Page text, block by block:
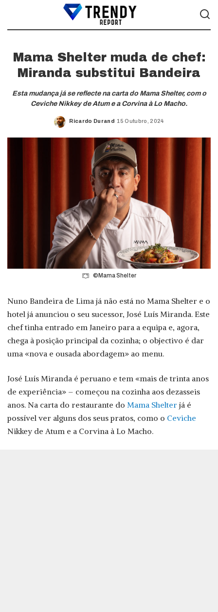
Mama Shelter muda de chef:
Miranda substitui Bandeira
Esta mudança já se reflecte na carta do Mama Shelter, com o
Ceviche Nikkey de Atum e a Corvina à Lo Macho.
Posted
Ricardo Durand 15 Outubro, 2024
©Mama Shelter
Nuno Bandeira de Lima já não está no Mama Shelter e o
hotel já anunciou o seu sucessor, José Luís Miranda. Este
chef tinha entrado em Janeiro para a equipa e, agora,
chega à posição principal da cozinha; o objectivo é dar
uma «nova e ousada abordagem» ao menu.
José Luís Miranda é peruano e tem «mais de trinta anos
de experiência» – começou na cozinha aos dezasseis
anos. Na carta do restaurante do Mama Shelter já é
possível ver alguns dos seus pratos, como o Ceviche
Nikkey de Atum e a Corvina à Lo Macho.